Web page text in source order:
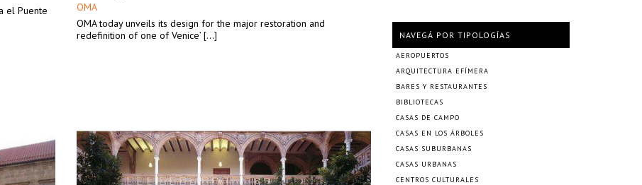
el Puente
OMA
OMA today unveils its design for the major restoration and
redefinition of one of Venice’ [...]
NAVEGÁ POR TIPOLOGÍAS
AEROPUERTOS
ARQUITECTURA EFÍMERA
BARES Y RESTAURANTES
BIBLIOTECAS
CASAS DE CAMPO
CASAS EN LOS ÁRBOLES
CASAS SUBURBANAS
CASAS URBANAS
CENTROS CULTURALES